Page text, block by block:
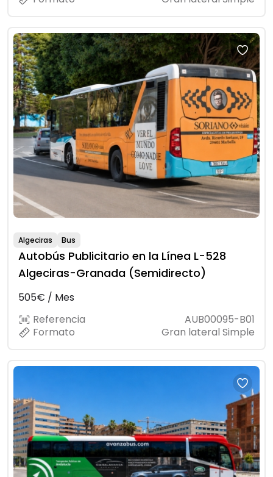
Algeciras Bus
Autobús Publicitario en la Línea L-528
Algeciras-Granada (Semidirecto)
505€ / Mes
Referencia
AUB00095-B01
Formato
Gran lateral Simple